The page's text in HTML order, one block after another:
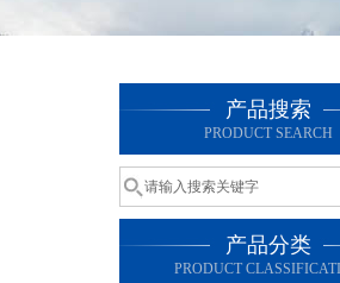
产品搜索
PRODUCT SEARCH
产品分类
PRODUCT